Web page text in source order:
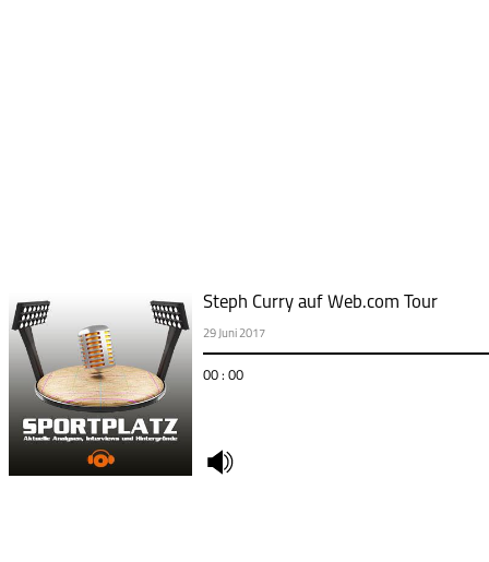
Steph Curry auf Web.com Tour
29 Juni 2017
00 : 00